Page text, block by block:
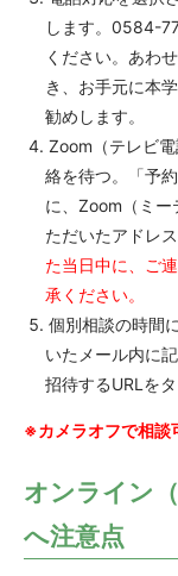
します。0584-
ください。あわ
き、お手元に本
勧めします。
Zoom（テレビ
絡を待つ。「予
に、Zoom（ミー
ただいたアドレ
た当日中に、ご
承ください。
個別相談の時間
いたメール内に
招待するURLを
※カメラオフで相談
オンライン
へ注意点